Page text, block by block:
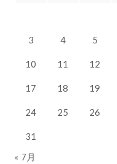
3 4 5
10 11 12
17 18 19
24 25 26
31
« 7月